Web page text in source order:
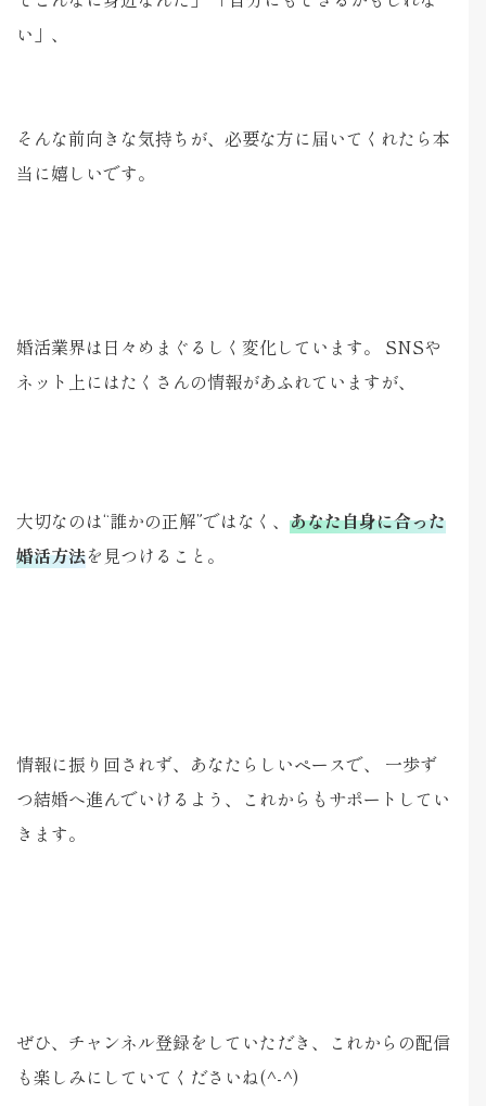
い」、
そんな前向きな気持ちが、必要な方に届いてくれたら本
当に嬉しいです。
婚活業界は日々めまぐるしく変化しています。 SNSや
ネット上にはたくさんの情報があふれていますが、
大切なのは“誰かの正解”ではなく、 あなた自身に合った
婚活方法を見つけること。
情報に振り回されず、あなたらしいペースで、 一歩ず
つ結婚へ進んでいけるよう、これからもサポートしてい
きます。
ぜひ、チャンネル登録をしていただき、これからの配信
も楽しみにしていてくださいね(^-^)